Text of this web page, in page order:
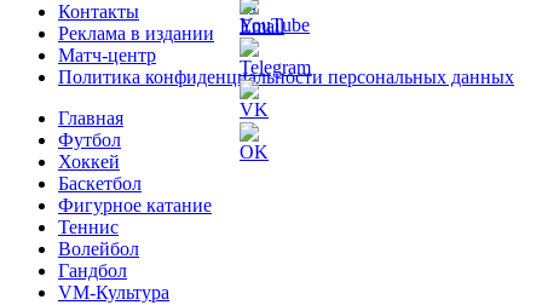
Контакты
Реклама в издании
Матч-центр
Политика конфиденциальности персональных данных
Главная
Футбол
Хоккей
Баскетбол
Фигурное катание
Теннис
Волейбол
Гандбол
VM-Культура